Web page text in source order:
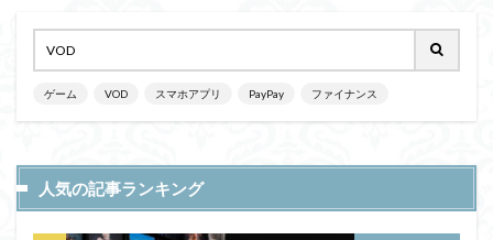
ゲーム VOD スマホアプリ PayPay ファイナンス
人気の記事ランキング